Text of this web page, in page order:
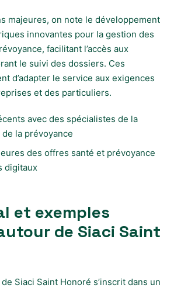
majeures, on note le développement
innovantes pour la gestion des
facilitant l’accès aux
le suivi des dossiers. Ces
d’adapter le service aux exigences
et des particuliers.
avec des spécialistes de la
la prévoyance
des offres santé et prévoyance
digitaux
et exemples
de Siaci Saint
Siaci Saint Honoré s’inscrit dans un